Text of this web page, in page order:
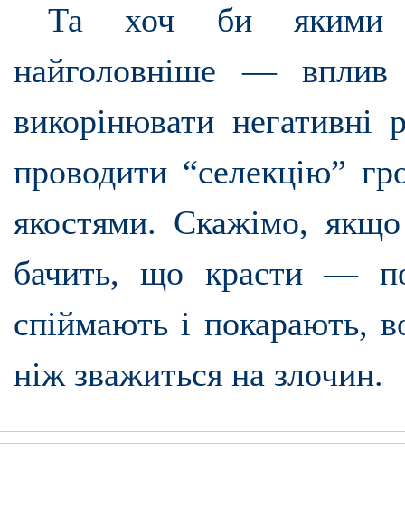
Та хоч би якими
найголовніше — вплив
викорінювати
проводити “селекцію”
якостями. Скажімо,
бачить, що красти —
спіймають і покарають,
ніж зважиться на злочин.